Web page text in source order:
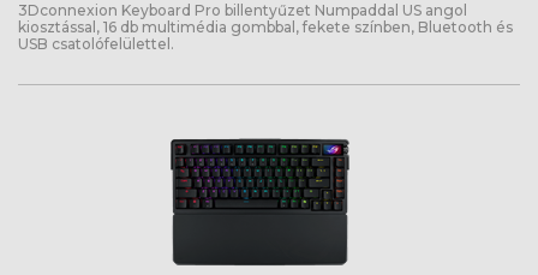
3Dconnexion Keyboard Pro billentyűzet Numpaddal US angol
kiosztással, 16 db multimédia gombbal, fekete színben, Bluetooth és
USB csatolófelülettel.